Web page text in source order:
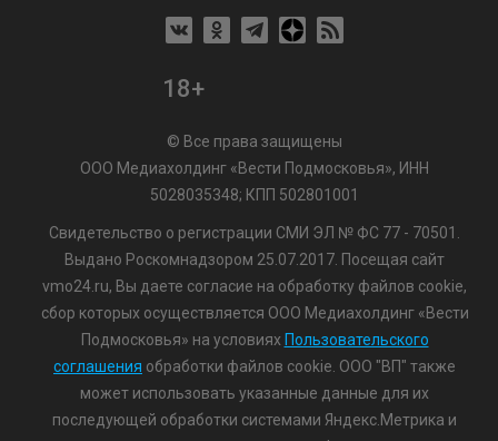
18+
© Все права защищены
ООО Медиахолдинг «Вести Подмосковья», ИНН
5028035348; КПП 502801001
Свидетельство о регистрации СМИ ЭЛ № ФС 77 - 70501.
Выдано Роскомнадзором 25.07.2017. Посещая сайт
vmo24.ru, Вы даете согласие на обработку файлов cookie,
сбор которых осуществляется ООО Медиахолдинг «Вести
Подмосковья» на условиях Пользовательского
соглашения обработки файлов cookie. ООО "ВП" также
может использовать указанные данные для их
последующей обработки системами Яндекс.Метрика и